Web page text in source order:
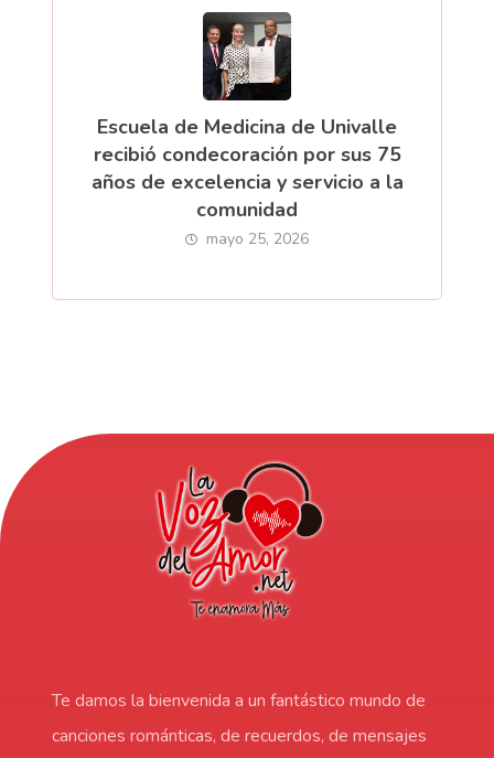
Escuela de Medicina de Univalle
recibió condecoración por sus 75
años de excelencia y servicio a la
comunidad
mayo 25, 2026
Te damos la bienvenida a un fantástico mundo de
canciones románticas, de recuerdos, de mensajes